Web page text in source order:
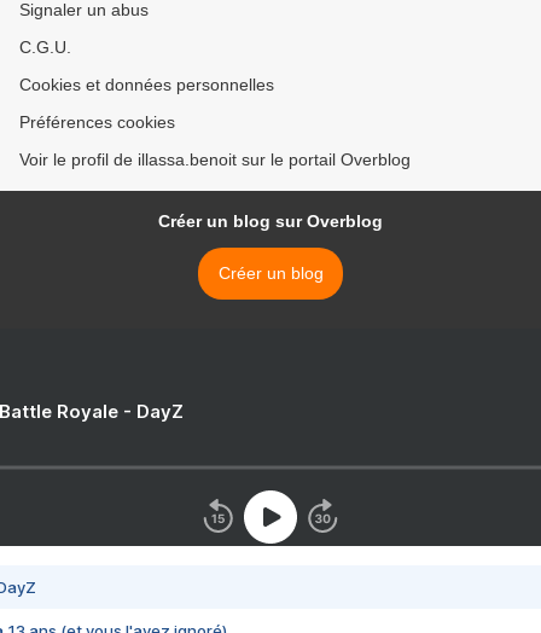
Signaler un abus
C.G.U.
Cookies et données personnelles
Préférences cookies
Voir le profil de illassa.benoit sur le portail Overblog
Créer un blog sur Overblog
Créer un blog
Royale - DayZ